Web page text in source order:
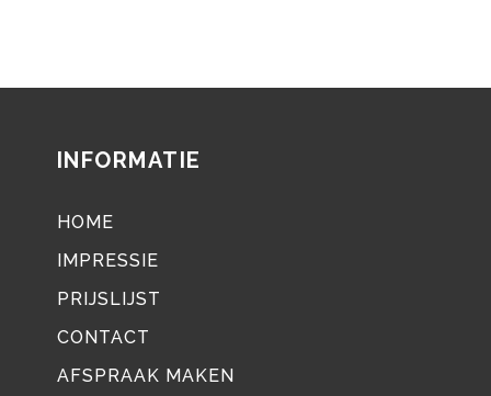
INFORMATIE
HOME
IMPRESSIE
PRIJSLIJST
CONTACT
AFSPRAAK MAKEN